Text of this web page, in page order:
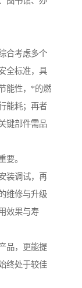
合考虑多个
全标准，具
能性，*的燃
能耗；再者
键部件需品
要。
装调试，再
维修与升级
效果与寿
品，更能提
终处于较佳